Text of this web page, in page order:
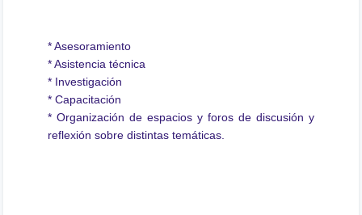
* Asesoramiento
* Asistencia técnica
* Investigación
* Capacitación
* Organización de espacios y foros de discusión y
reflexión sobre distintas temáticas.